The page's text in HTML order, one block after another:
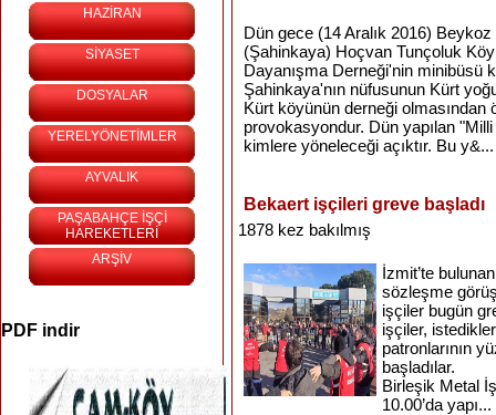
HAZİRAN
SİYASET
DOSYALAR
YERELYÖNETİMLER
AYVALIK
PAŞABAHÇE İŞÇİ
HAREKETLERİ
ARŞİV
PDF indir
Dün gece (14 Aralık 2016)
(Şahinkaya) Hoçvan Tunçoluk
Dayanışma Derneği'nin minibüsü
Şahinkaya'nın nüfusunun Kürt
Kürt köyünün derneği olmasından
provokasyondur. Dün yapılan "Milli
kimlere yöneleceği açıktır. Bu y&...
Bekaert işçileri greve başladı
1878 kez bakılmış
İzmit’te
sözleşme
işçiler bugün
işçiler,
patronlarının
başladılar.
Birleşik Metal
10.00’da yapı...